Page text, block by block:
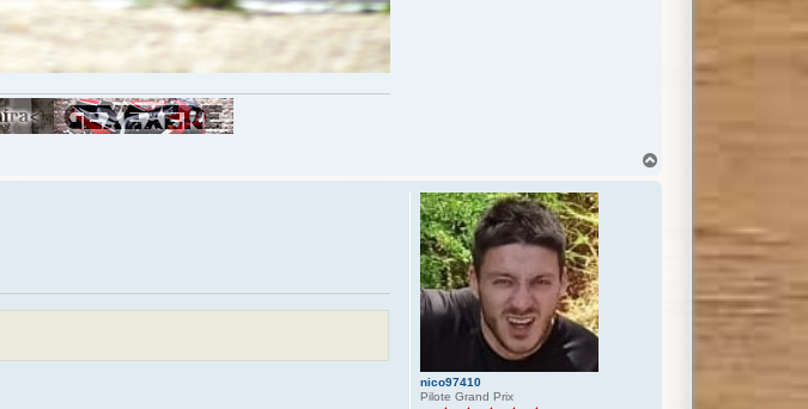
nico97410
Pilote Grand Prix